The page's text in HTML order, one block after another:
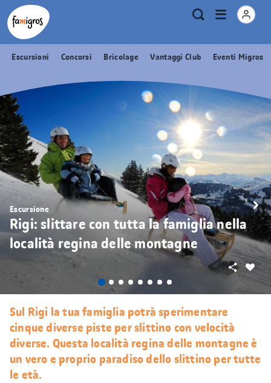
Navigazione
segnalibri
Header
Logo Metanavigazione
Ricerca
Apri
menu
Escursioni Concorsi Bricolage Vantaggi Club Eventi Migros
Escursione
Rigi: slittare con tutta la famiglia nella
località regina delle montagne
Condividi
Sul Rigi la tua famiglia potrà sperimentare
cinque diverse piste per slittino con velocità
diverse. Questa località regina delle montagne è
un vero e proprio paradiso dello slittino per tutte
le età.